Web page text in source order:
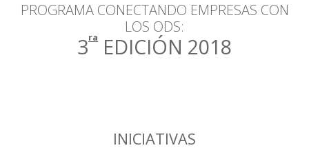
PROGRAMA CONECTANDO EMPRESAS CON
LOS ODS:
3ra EDICIÓN 2018
INICIATIVAS